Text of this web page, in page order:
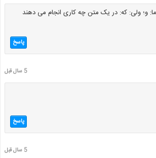
و؛ ولی: که: در یک متن چه کاری انجام می دهند
پاسخ
5 سال قبل
پاسخ
5 سال قبل